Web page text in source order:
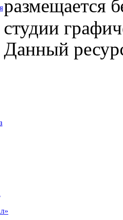
размещается
студии
Данный